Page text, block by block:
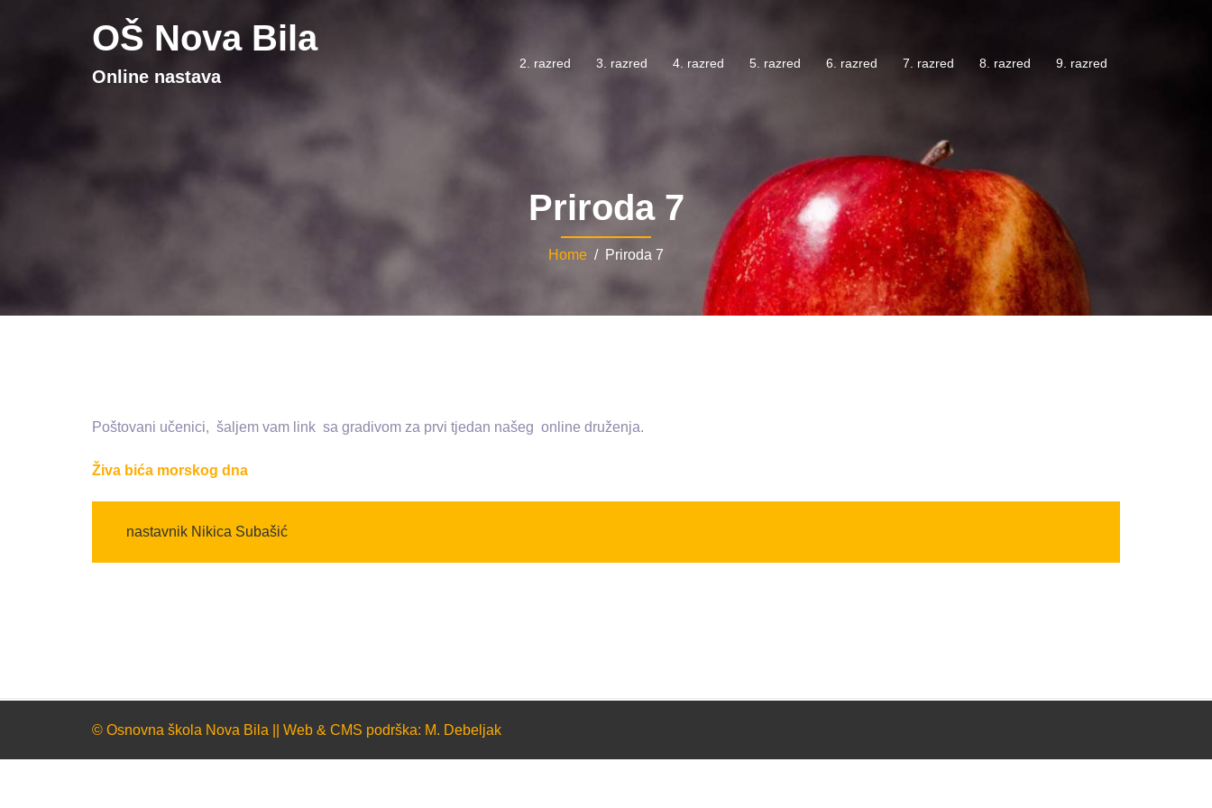
OŠ Nova Bila
Online nastava
2. razred 3. razred 4. razred 5. razred 6. razred 7. razred 8. razred 9. razred
Priroda 7
Home / Priroda 7
Poštovani učenici, šaljem vam link sa gradivom za prvi tjedan našeg online druženja.
Živa bića morskog dna
nastavnik Nikica Subašić
© Osnovna škola Nova Bila || Web & CMS podrška: M. Debeljak